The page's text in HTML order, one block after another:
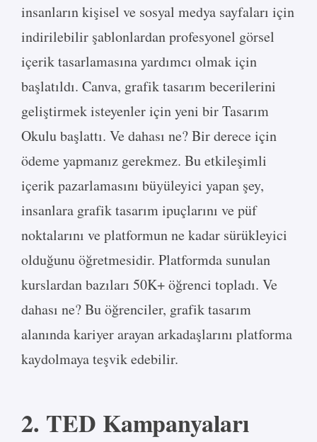
insanların kişisel ve sosyal medya sayfaları için
indirilebilir şablonlardan profesyonel görsel
içerik tasarlamasına yardımcı olmak için
başlatıldı. Canva, grafik tasarım becerilerini
geliştirmek isteyenler için yeni bir Tasarım
Okulu başlattı. Ve dahası ne? Bir derece için
ödeme yapmanız gerekmez. Bu etkileşimli
içerik pazarlamasını büyüleyici yapan şey,
insanlara grafik tasarım ipuçlarını ve püf
noktalarını ve platformun ne kadar sürükleyici
olduğunu öğretmesidir. Platformda sunulan
kurslardan bazıları 50K+ öğrenci topladı. Ve
dahası ne? Bu öğrenciler, grafik tasarım
alanında kariyer arayan arkadaşlarını platforma
kaydolmaya teşvik edebilir.
2. TED Kampanyaları